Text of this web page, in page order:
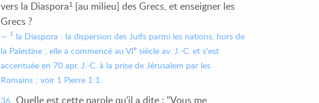
vers la Diaspora1
[au milieu] des Grecs, et enseigner les
Grecs ?
1
la Diaspora : la dispersion des Juifs parmi les nations, hors de
la Palestine ; elle a commencé au VIe siècle av. J.-C. et s'est
accentuée en 70 apr. J.-C. à la prise de Jérusalem par les
Romains ; voir 1 Pierre 1:1.
36 Quelle est cette parole qu'il a dite : "Vous me